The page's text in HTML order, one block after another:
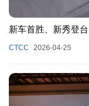
新车首胜、新秀登
CTCC 2026-04-25